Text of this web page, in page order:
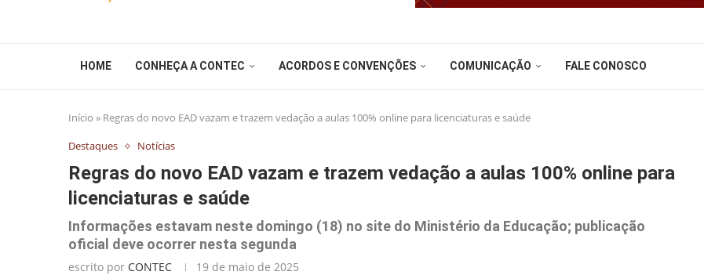
HOME CONHEÇA A CONTEC ACORDOS E CONVENÇÕES COMUNICAÇÃO FALE CONOSCO
Início » Regras do novo EAD vazam e trazem vedação a aulas 100% online para licenciaturas e saúde
Destaques
Notícias
Regras do novo EAD vazam e trazem vedação a aulas 100% online para
licenciaturas e saúde
Informações estavam neste domingo (18) no site do Ministério da Educação; publicação
oficial deve ocorrer nesta segunda
escrito por CONTEC 19 de maio de 2025